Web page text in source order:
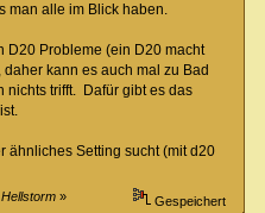
man alle im Blick haben.
D20 Probleme (ein D20 macht
kann es auch mal zu Bad
nichts trifft. Dafür gibt es das
ähnliches Setting sucht (mit d20
» Gespeichert